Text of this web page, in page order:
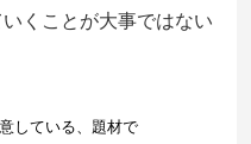
くことが大事ではない
している、題材で